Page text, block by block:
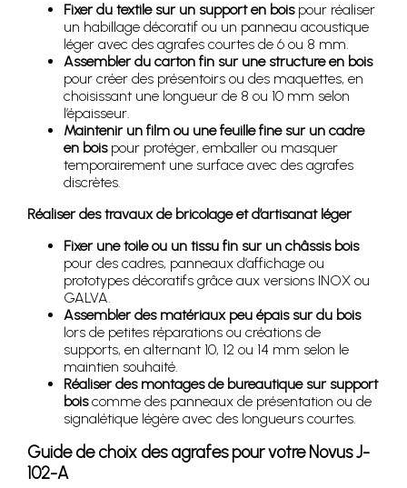
Fixer du textile sur un support en boispour réaliser
un habillage décoratif ou un panneau acoustique
léger avec des agrafes courtes de 6 ou 8 mm.
Assembler du carton fin sur une structure en bois
pour créer des présentoirs ou des maquettes, en
choisissant une longueur de 8 ou 10 mm selon
l’épaisseur.
Maintenir un film ou une feuille fine sur un cadre
en boispour protéger, emballer ou masquer
temporairement une surface avec des agrafes
discrètes.
Réaliser des travaux de bricolage et d’artisanat léger
Fixer une toile ou un tissu fin sur un châssis bois
pour des cadres, panneaux d’affichage ou
prototypes décoratifs grâce aux versions INOX ou
GALVA.
Assembler des matériaux peu épais sur du bois
lors de petites réparations ou créations de
supports, en alternant 10, 12 ou 14 mm selon le
maintien souhaité.
Réaliser des montages de bureautique sur support
boiscomme des panneaux de présentation ou de
signalétique légère avec des longueurs courtes.
Guide de choix des agrafes pour votre Novus J-
102-A